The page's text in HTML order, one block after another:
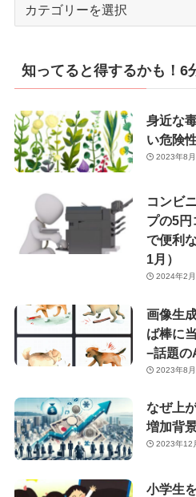
リ
ー
知ってると得するかも！6
身近な
い危険
2023年8
コンビ
プの5円
で便利
1月）
2024年2月
画像生
ば棒に
−話題の
2023年8
なぜ上
増加背
2023年12
小学生